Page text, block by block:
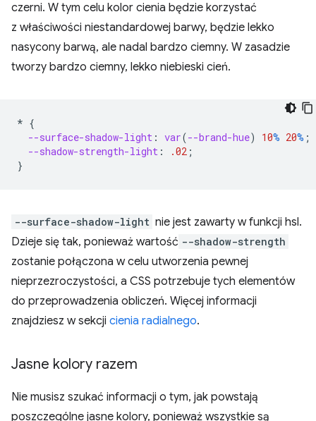
czerni. W tym celu kolor cienia będzie korzystać
z właściwości niestandardowej barwy, będzie lekko
nasycony barwą, ale nadal bardzo ciemny. W zasadzie
tworzy bardzo ciemny, lekko niebieski cień.
* {
--surface-shadow-light : var(--brand-hue) 10% 20% ;
--shadow-strength-light : .02 ;
}
--surface-shadow-light nie jest zawarty w funkcji hsl.
Dzieje się tak, ponieważ wartość --shadow-strength
zostanie połączona w celu utworzenia pewnej
nieprzezroczystości, a CSS potrzebuje tych elementów
do przeprowadzenia obliczeń. Więcej informacji
znajdziesz w sekcji cienia radialnego.
Jasne kolory razem
Nie musisz szukać informacji o tym, jak powstają
poszczególne jasne kolory, ponieważ wszystkie są